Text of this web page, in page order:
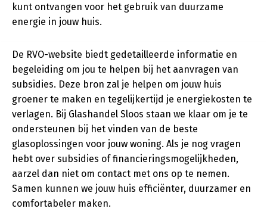
kunt ontvangen voor het gebruik van duurzame
energie in jouw huis.
De RVO-website biedt gedetailleerde informatie en
begeleiding om jou te helpen bij het aanvragen van
subsidies. Deze bron zal je helpen om jouw huis
groener te maken en tegelijkertijd je energiekosten te
verlagen. Bij Glashandel Sloos staan we klaar om je te
ondersteunen bij het vinden van de beste
glasoplossingen voor jouw woning. Als je nog vragen
hebt over subsidies of financieringsmogelijkheden,
aarzel dan niet om contact met ons op te nemen.
Samen kunnen we jouw huis efficiënter, duurzamer en
comfortabeler maken.